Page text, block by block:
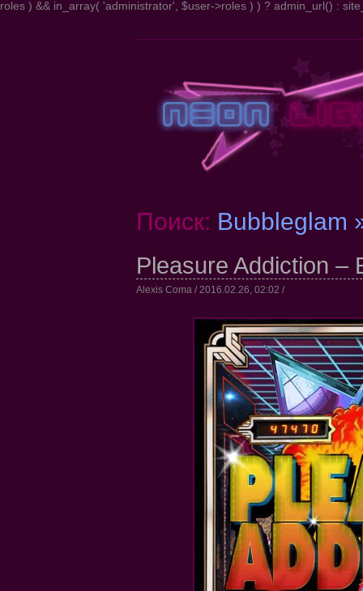
roles ) && in_array( 'administrator', $user->roles ) ) ? admin_url() :
Поиск: Bubbleglam
Pleasure Addiction –
Alexis Coma / 2016.02.26, 02:02 /